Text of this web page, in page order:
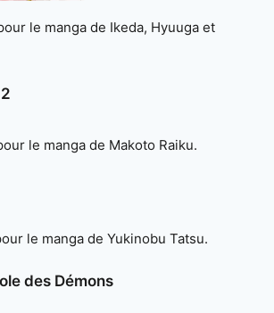
le manga de Ikeda, Hyuuga et
le manga de Makoto Raiku.
le manga de Yukinobu Tatsu.
des Démons